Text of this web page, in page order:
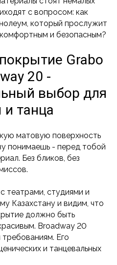
с вопросом: как
который прослужит
и безопасным?
Grabo
20 -
выбор для
танца
матовую поверхность
понимаешь - перед тобой
Без бликов, без
театрами, студиями и
Казахстану и видим, что
должно быть
Broadway 20
Его
и танцевальных